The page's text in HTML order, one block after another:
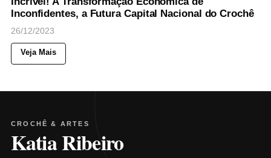
Inconfidentes, a Futura Capital Nacional do Crochê
26/12/2023
Veja Mais
CROCHÊ & ARTES
Katia Ribeiro